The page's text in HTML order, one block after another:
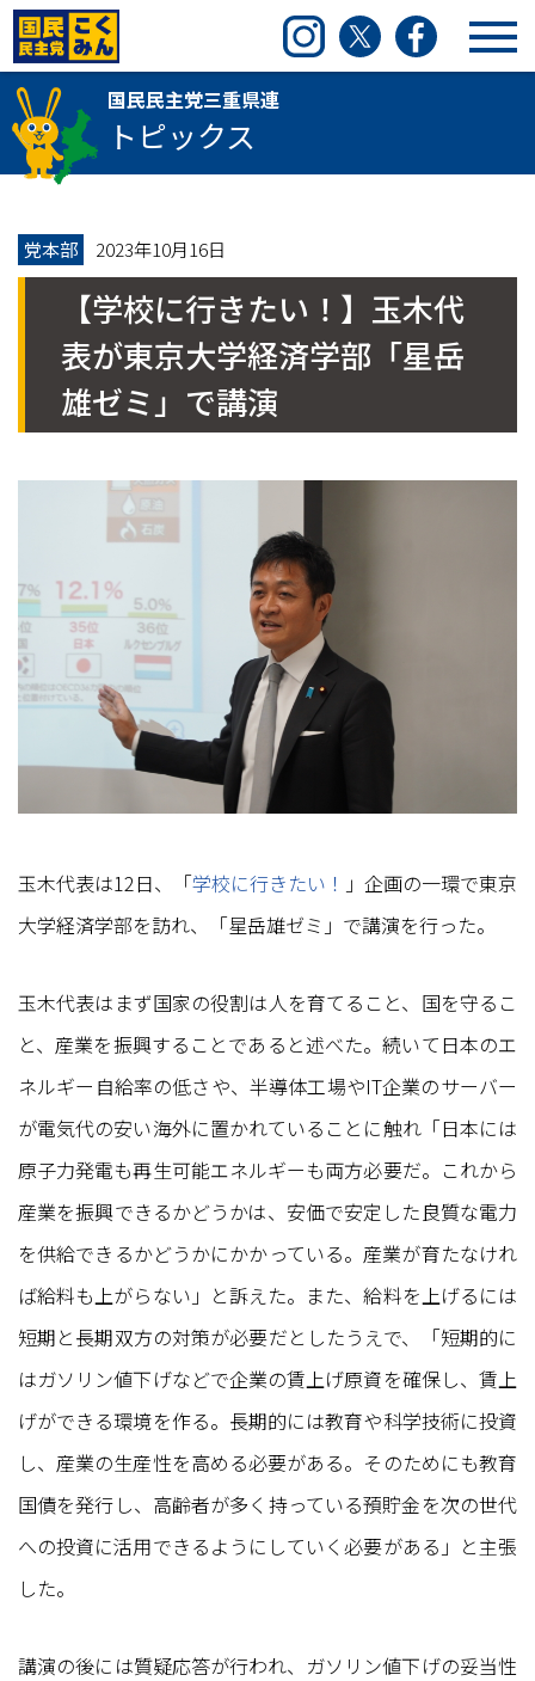
国民民主党三重県連 InstagramTwitter Facebook
国民民主党三重県連
トピックス
党本部 2023年10月16日
【学校に行きたい！】玉木代
表が東京大学経済学部「星岳
雄ゼミ」で講演
玉木代表は12日、「学校に行きたい！ 」企画の一環で東京
大学経済学部を訪れ、「星岳雄ゼミ」で講演を行った。
玉木代表はまず国家の役割は人を育てること、国を守るこ
と、産業を振興することであると述べた。続いて日本のエ
ネルギー自給率の低さや、半導体工場やIT企業のサーバー
が電気代の安い海外に置かれていることに触れ「日本には
原子力発電も再生可能エネルギーも両方必要だ。これから
産業を振興できるかどうかは、安価で安定した良質な電力
を供給できるかどうかにかかっている。産業が育たなけれ
ば給料も上がらない」と訴えた。また、給料を上げるには
短期と長期双方の対策が必要だとしたうえで、「短期的に
はガソリン値下げなどで企業の賃上げ原資を確保し、賃上
げができる環境を作る。長期的には教育や科学技術に投資
し、産業の生産性を高める必要がある。そのためにも教育
国債を発行し、高齢者が多く持っている預貯金を次の世代
への投資に活用できるようにしていく必要がある」と主張
した。
講演の後には質疑応答が行われ、ガソリン値下げの妥当性